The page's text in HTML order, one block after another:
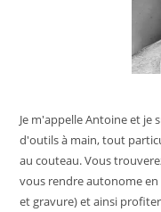
Je m'appelle Antoine et je
d'outils à main, tout
au couteau. Vous
vous rendre autonome
et gravure) et ainsi